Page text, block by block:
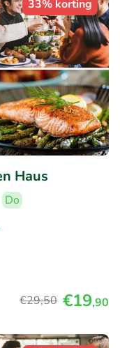
33% korting
Haus
Do
€29,50 €19,90